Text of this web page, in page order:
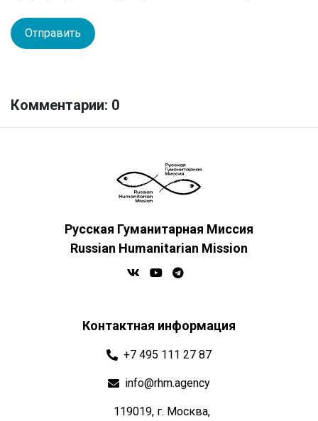
Комментарии: 0
Русская Гуманитарная Миссия
Russian Humanitarian Mission
Контактная информация
+7 495 111 27 87
info@rhm.agency
119019, г. Москва,